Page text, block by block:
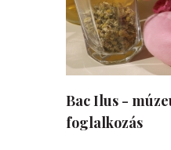
Bac Ilus -
foglalkozás